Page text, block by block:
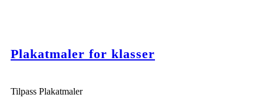
Plakatmaler for klasser
Tilpass Plakatmaler